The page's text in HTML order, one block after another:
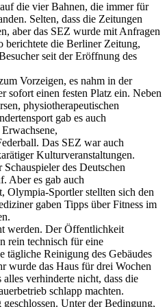
die vier Bahnen, die immer für
Selten, dass die Zeitungen
aber das SEZ wurde mit Anfragen
berichtete die Berliner Zeitung,
seit der Eröffnung des
Vorzeigen, es nahm in der
sofort einen festen Platz ein. Neben
physiotherapeutischen
gab es auch
Das SEZ war auch
Kulturveranstaltungen.
des Deutschen
Aber es gab auch
Olympia-Sportler stellten sich den
gaben Tipps über Fitness im
werden. Der Öffentlichkeit
rein technisch für eine
tägliche Reinigung des Gebäudes
wurde das Haus für drei Wochen
verhinderte nicht, dass die
schlapp machten.
Unter der Bedingung,